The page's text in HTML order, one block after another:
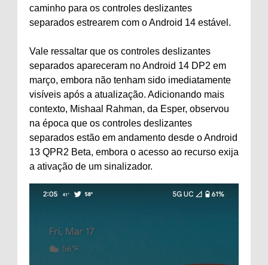
caminho para os controles deslizantes
separados estrearem com o Android 14 estável.
Vale ressaltar que os controles deslizantes
separados apareceram no Android 14 DP2 em
março, embora não tenham sido imediatamente
visíveis após a atualização. Adicionando mais
contexto, Mishaal Rahman, da Esper, observou
na época que os controles deslizantes
separados estão em andamento desde o Android
13 QPR2 Beta, embora o acesso ao recurso exija
a ativação de um sinalizador.